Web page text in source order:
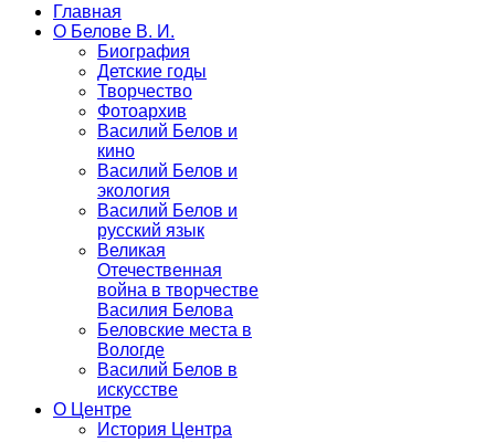
Главная
О Белове В. И.
Биография
Детские годы
Творчество
Фотоархив
Василий Белов и
кино
Василий Белов и
экология
Василий Белов и
русский язык
Великая
Отечественная
война в творчестве
Василия Белова
Беловские места в
Вологде
Василий Белов в
искусстве
О Центре
История Центра